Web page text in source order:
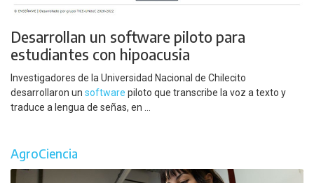
Desarrollan un software piloto para
estudiantes con hipoacusia
Investigadores de la Universidad Nacional de Chilecito
desarrollaron un software piloto que transcribe la voz a texto y
traduce a lengua de señas, en ...
AgroCiencia